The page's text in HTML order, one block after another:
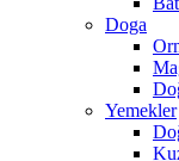
Doga
Yemekler